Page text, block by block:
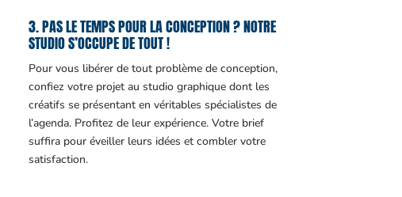
3. PAS LE TEMPS POUR LA CONCEPTION ? NOTRE
STUDIO S’OCCUPE DE TOUT !
Pour vous libérer de tout problème de conception,
confiez votre projet au studio graphique dont les
créatifs se présentant en véritables spécialistes de
l’agenda. Profitez de leur expérience. Votre brief
suffira pour éveiller leurs idées et combler votre
satisfaction.